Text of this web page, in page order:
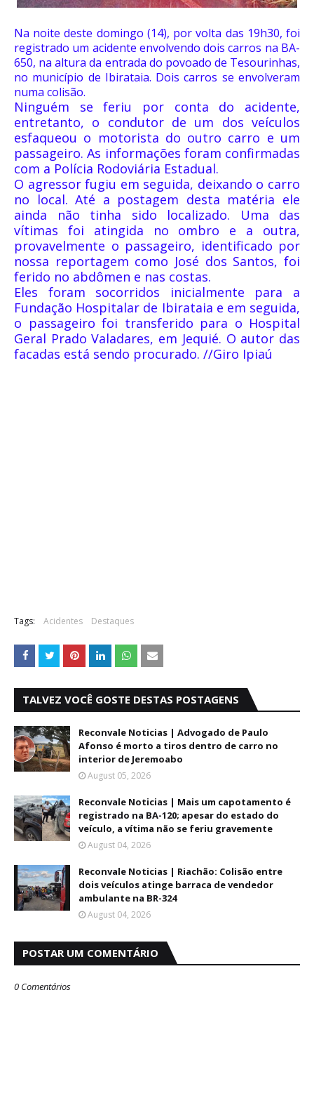
Na noite deste domingo (14), por volta das 19h30, foi
registrado um acidente envolvendo dois carros na BA-
650, na altura da entrada do povoado de Tesourinhas,
no município de Ibirataia. Dois carros se envolveram
numa colisão.
Ninguém se feriu por conta do acidente,
entretanto, o condutor de um dos veículos
esfaqueou o motorista do outro carro e um
passageiro. As informações foram confirmadas
com a Polícia Rodoviária Estadual.
O agressor fugiu em seguida, deixando o carro
no local. Até a postagem desta matéria ele
ainda não tinha sido localizado. Uma das
vítimas foi atingida no ombro e a outra,
provavelmente o passageiro, identificado por
nossa reportagem como José dos Santos, foi
ferido no abdômen e nas costas.
Eles foram socorridos inicialmente para a
Fundação Hospitalar de Ibirataia e em seguida,
o passageiro foi transferido para o Hospital
Geral Prado Valadares, em Jequié. O autor das
facadas está sendo procurado. //Giro Ipiaú
Tags: Acidentes Destaques
TALVEZ VOCÊ GOSTE DESTAS POSTAGENS
Reconvale Noticias | Advogado de Paulo
Afonso é morto a tiros dentro de carro no
interior de Jeremoabo
August 05, 2026
Reconvale Noticias | Mais um capotamento é
registrado na BA-120; apesar do estado do
veículo, a vítima não se feriu gravemente
August 04, 2026
Reconvale Noticias | Riachão: Colisão entre
dois veículos atinge barraca de vendedor
ambulante na BR-324
August 04, 2026
POSTAR UM COMENTÁRIO
0 Comentários